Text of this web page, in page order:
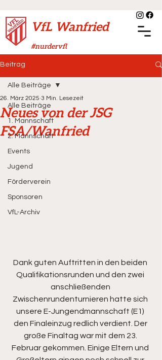
VfL Wanfried
#nurdervfl
Beitrag
Alle Beiträge
1. Mannschaft
2. Mannschaft
Events
Jugend
Förderverein
Sponsoren
VfL-Archiv
Alle Beiträge
Neues von der JSG
FSA/Wanfried
26. März 2025 3 Min. Lesezeit
Dank guten Auftritten in den beiden
Qualifikationsrunden und den zwei
anschließenden
Zwischenrundenturnieren hatte sich
unsere E-Jungendmannschaft (E1)
den Finaleinzug redlich verdient. Der
große Finaltag war mit dem 23.
Februar gekommen. Einige Eltern und